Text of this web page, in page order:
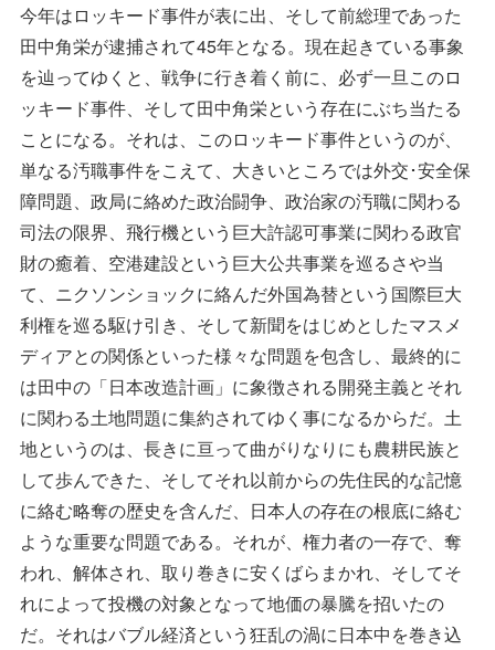
今年はロッキード事件が表に出、そして前総理であった
田中角栄が逮捕されて45年となる。現在起きている事象
を辿ってゆくと、戦争に行き着く前に、必ず一旦このロ
ッキード事件、そして田中角栄という存在にぶち当たる
ことになる。それは、このロッキード事件というのが、
単なる汚職事件をこえて、大きいところでは外交･安全保
障問題、政局に絡めた政治闘争、政治家の汚職に関わる
司法の限界、飛行機という巨大許認可事業に関わる政官
財の癒着、空港建設という巨大公共事業を巡るさや当
て、ニクソンショックに絡んだ外国為替という国際巨大
利権を巡る駆け引き、そして新聞をはじめとしたマスメ
ディアとの関係といった様々な問題を包含し、最終的に
は田中の「日本改造計画」に象徴される開発主義とそれ
に関わる土地問題に集約されてゆく事になるからだ。土
地というのは、長きに亘って曲がりなりにも農耕民族と
して歩んできた、そしてそれ以前からの先住民的な記憶
に絡む略奪の歴史を含んだ、日本人の存在の根底に絡む
ような重要な問題である。それが、権力者の一存で、奪
われ、解体され、取り巻きに安くばらまかれ、そしてそ
れによって投機の対象となって地価の暴騰を招いたの
だ。それはバブル経済という狂乱の渦に日本中を巻き込